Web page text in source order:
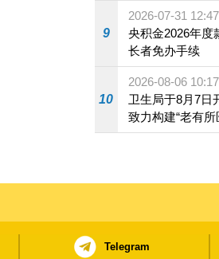
9
2026-07-31 12:47
央积金2026年度款项
长者免办手续
10
2026-08-06 10:17
卫生局于8月7日
致力构建“老有
Telegram